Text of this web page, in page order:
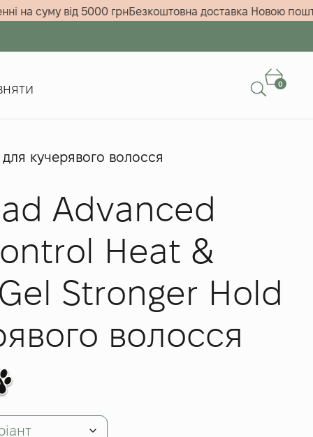
замовленні на суму від 5000 грнБезкоштовна
0
кучерявого волосся
Advanced
Heat &
Stronger Hold
волосся